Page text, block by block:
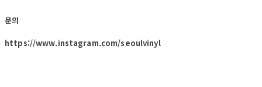
문의
https://www.instagram.com/seoulvinyl